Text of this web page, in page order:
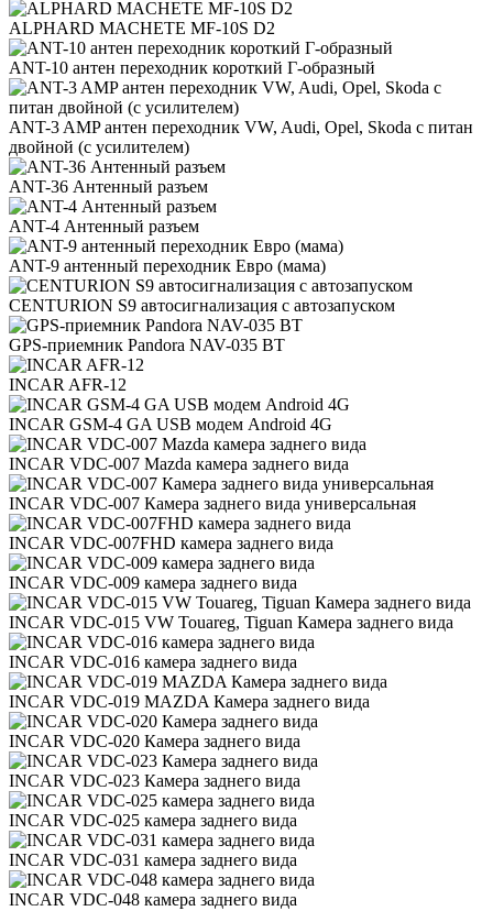
ALPHARD MACHETE MF-10S D2
ANT-10 антен переходник короткий Г-образный
ANT-3 AMP антен переходник VW, Audi, Opel, Skoda с питан
двойной (с усилителем)
ANT-36 Антенный разъем
ANT-4 Антенный разъем
ANT-9 антенный переходник Евро (мама)
CENTURION S9 автосигнализация с автозапуском
GPS-приемник Pandora NAV-035 BT
INCAR AFR-12
INCAR GSM-4 GA USB модем Android 4G
INCAR VDC-007 Mazda камера заднего вида
INCAR VDC-007 Камера заднего вида универсальная
INCAR VDC-007FHD камера заднего вида
INCAR VDC-009 камера заднего вида
INCAR VDC-015 VW Touareg, Tiguan Камера заднего вида
INCAR VDC-016 камера заднего вида
INCAR VDC-019 MAZDA Камера заднего вида
INCAR VDC-020 Камера заднего вида
INCAR VDC-023 Камера заднего вида
INCAR VDC-025 камера заднего вида
INCAR VDC-031 камера заднего вида
INCAR VDC-048 камера заднего вида